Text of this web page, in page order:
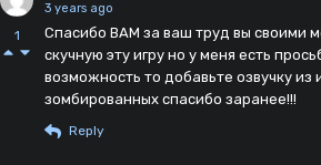
1
3 years ago
Спасибо ВАМ за ваш труд вы своими
скучную эту игру но у меня есть
возможность то добавьте озвучку из
зомбированных спасибо заранее!!!
Reply